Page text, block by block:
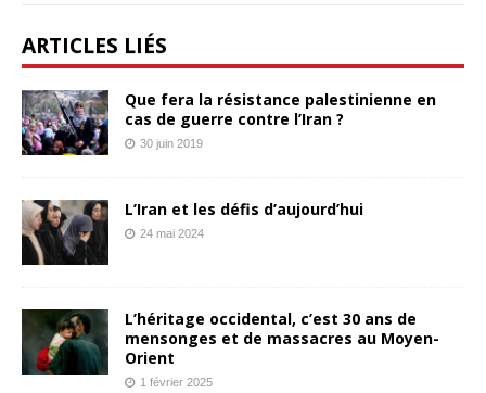
ARTICLES LIÉS
Que fera la résistance palestinienne en
cas de guerre contre l’Iran ?
30 juin 2019
L’Iran et les défis d’aujourd’hui
24 mai 2024
L’héritage occidental, c’est 30 ans de
mensonges et de massacres au Moyen-
Orient
1 février 2025